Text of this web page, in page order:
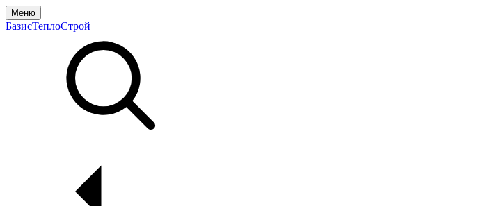
Меню
БазисТеплоСтрой